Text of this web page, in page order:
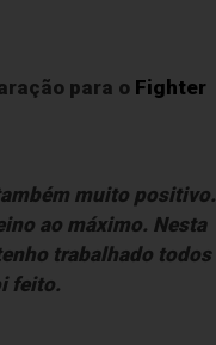
para o Fighter
muito positivo.
ao máximo. Nesta
trabalhado todos
feito.